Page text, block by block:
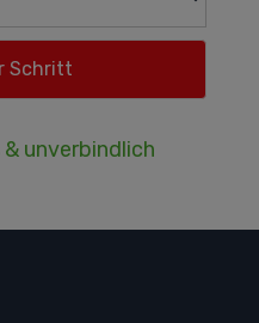
unverbindlich